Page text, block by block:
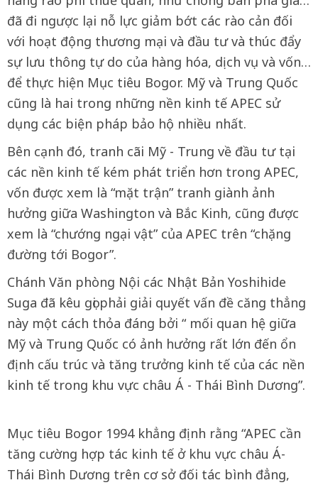
đã đi ngược lại nỗ lực giảm bớt các rào cản đối
với hoạt động thương mại và đầu tư và thúc đẩy
sự lưu thông tự do của hàng hóa, dịch vụ và vốn…
để thực hiện Mục tiêu Bogor. Mỹ và Trung Quốc
cũng là hai trong những nền kinh tế APEC sử
dụng các biện pháp bảo hộ nhiều nhất.
Bên cạnh đó, tranh cãi Mỹ - Trung về đầu tư tại
các nền kinh tế kém phát triển hơn trong APEC,
vốn được xem là “mặt trận” tranh giành ảnh
hưởng giữa Washington và Bắc Kinh, cũng được
xem là “chướng ngại vật” của APEC trên “chặng
đường tới Bogor”.
Chánh Văn phòng Nội các Nhật Bản Yoshihide
Suga đã kêu gọi phải giải quyết vấn đề căng thẳng
này một cách thỏa đáng bởi “ mối quan hệ giữa
Mỹ và Trung Quốc có ảnh hưởng rất lớn đến ổn
định cấu trúc và tăng trưởng kinh tế của các nền
kinh tế trong khu vực châu Á - Thái Bình Dương”.
Mục tiêu Bogor 1994 khẳng định rằng “APEC cần
tăng cường hợp tác kinh tế ở khu vực châu Á-
Thái Bình Dương trên cơ sở đối tác bình đẳng,